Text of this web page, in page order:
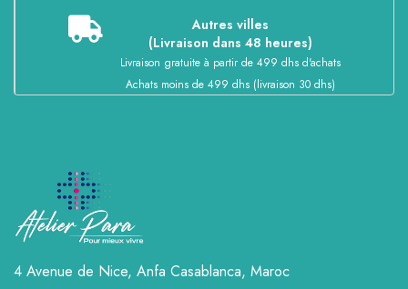
Autres villes
(Livraison dans 48 heures)
Livraison gratuite à partir de 499 dhs d'achats
Achats moins de 499 dhs (livraison 30 dhs)
4 Avenue de Nice, Anfa Casablanca, Maroc